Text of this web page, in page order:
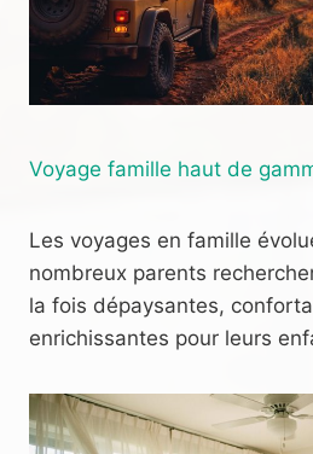
Voyage famille haut de
Les voyages en famille
nombreux parents
la fois dépaysantes,
enrichissantes pour leurs